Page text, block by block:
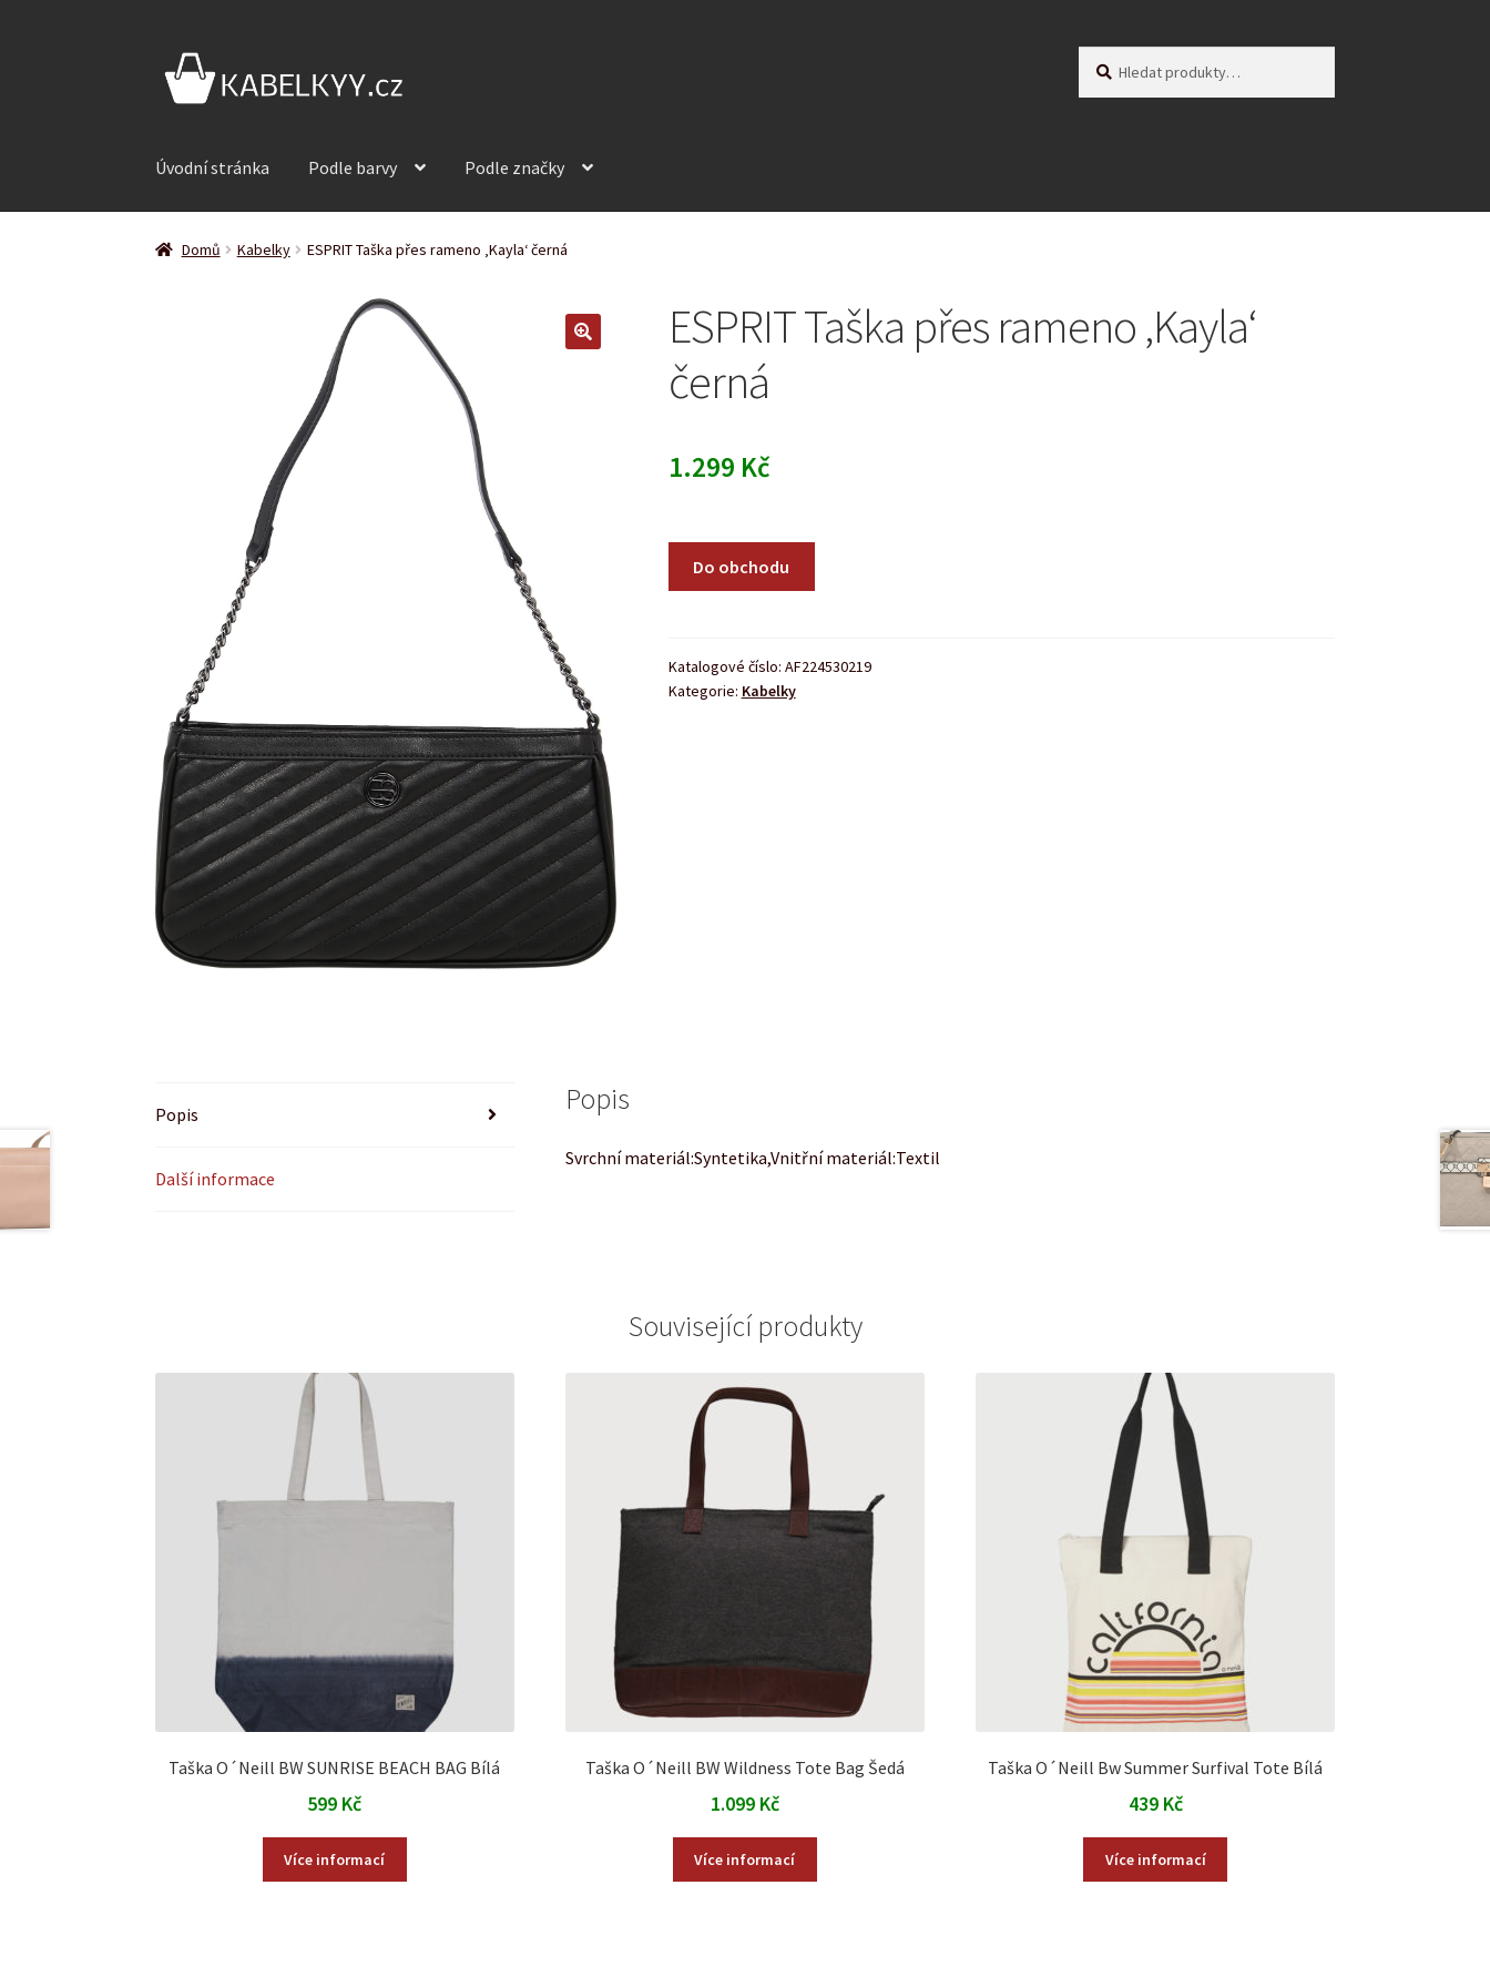
Přeskočit
na
Přejít
Úvodní stránka Podle barvy Podle značky
Domů Kabelky ESPRIT Taška přes rameno ‚Kayla‘ černá
ESPRIT Taška přes rameno ‚Kayla‘
černá
1.299 Kč
Do obchodu
Katalogové číslo: AF224530219
Kategorie: Kabelky
Popis
Další informace
Popis
Svrchní materiál:Syntetika,Vnitřní materiál:Textil
Související produkty
Taška O´Neill BW SUNRISE BEACH BAG Bílá
599 Kč
Více informací
Taška O´Neill BW Wildness Tote Bag Šedá
1.099 Kč
Více informací
Taška O´Neill Bw Summer Surfival Tote Bílá
439 Kč
Více informací